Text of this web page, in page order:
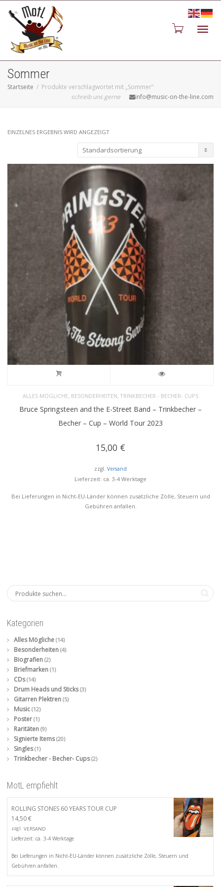
Sommer
Startseite
Produkte verschlagwortet mit „Sommer“
schreib uns gerne
info@music-on-the-line.com
EINZELNES ERGEBNIS WIRD ANGEZEIGT
ALLES MÖGLICHE BESONDERHEITEN TRINKBECHER - BECHER- CUPS
Bruce Springsteen and the E-Street Band – Trinkbecher –
Becher – Cup – World Tour 2023
15,00 €
zzgl. Versand
Lieferzeit: ca. 3-4 Werktage
Bei Lieferungen in Nicht-EU-Länder können zusätzliche Zölle, Steuern und
Gebühren anfallen.
Kategorien
Alles Mögliche (14)
Besonderheiten (4)
Biografien (2)
Briefmarken (1)
CDs (14)
Drum Heads und Sticks (3)
Gitarren Plektren (5)
Music (12)
Poster (1)
Raritäten (9)
Signierte Items (20)
Singles (1)
Trinkbecher - Becher- Cups (2)
MotL empfiehlt
ROLLING STONES 60 YEARS TOUR CUP
14,50€
zzgl. VERSAND
Lieferzeit: ca. 3-4 Werktage
Bei Lieferungen in Nicht-EU-Länder können zusätzliche Zölle, Steuern und
Gebühren anfallen.